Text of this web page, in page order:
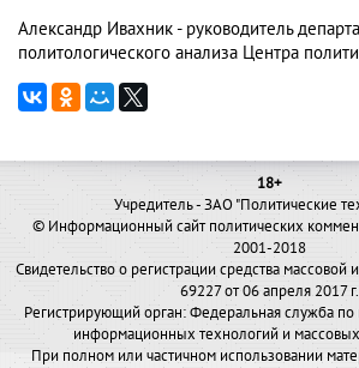
Александр Ивахник - руководитель
политологического анализа Центра
18+
Учредитель - ЗАО "Политические
© Информационный сайт политических
2001-2018
Свидетельство о регистрации средства
69227 от 06 апреля 2017 г.
Регистрирующий орган: Федеральная служба по
информационных технологий и
При полном или частичном использовании